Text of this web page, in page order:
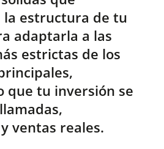
estructura de tu
adaptarla a las
estrictas de los
que tu inversión se
ventas reales.